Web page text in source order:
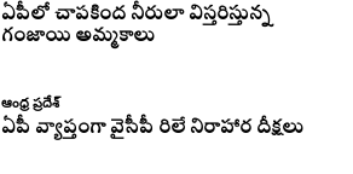
ఏపీలో చాపకింద నీరులా విస్తరిస్తున్న
గంజాయి అమ్మకాలు
ఆంధ్ర ప్రదేశ్
ఏపీ వ్యాప్తంగా వైసీపీ రిలే నిరాహార దీక్షలు